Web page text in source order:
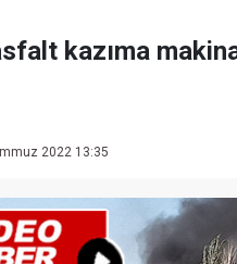
kazıma
2022 13:35